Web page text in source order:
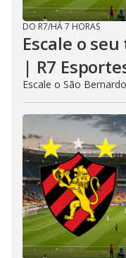
DO R7/HÁ 7 HORAS
Escale o
| R7
Escale o São